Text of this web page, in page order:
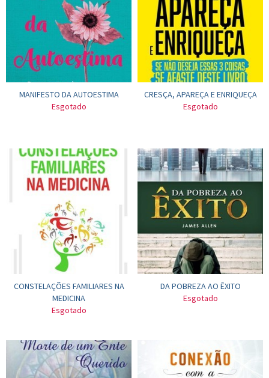
MANIFESTO DA AUTOESTIMA
Esgotado
CRESÇA, APAREÇA E ENRIQUEÇA
Esgotado
CONSTELAÇÕES FAMILIARES NA
MEDICINA
Esgotado
DA POBREZA AO ÊXITO
Esgotado